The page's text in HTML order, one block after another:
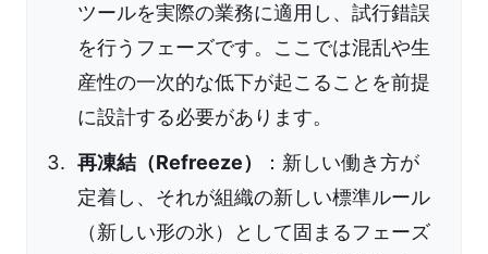
ツールを実際の業務に適用し、試行錯誤
を行うフェーズです。ここでは混乱や生
産性の一次的な低下が起こることを前提
に設計する必要があります。
再凍結（Refreeze）
：新しい働き方が
定着し、それが組織の新しい標準ルール
（新しい形の氷）として固まるフェーズ